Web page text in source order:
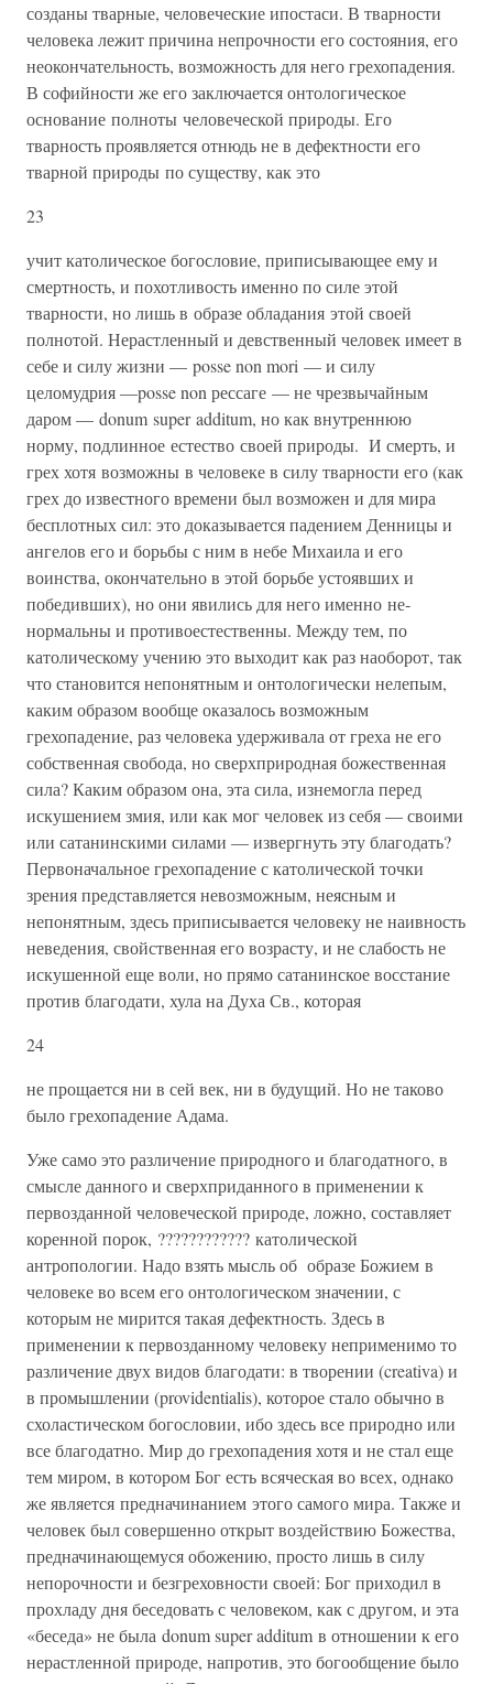
созданы тварные, человеческие ипостаси. В тварности
человека лежит причина непрочности его состояния, его
неокончательность, возможность для него грехопадения.
В софийности же его заключается онтологическое
основание полноты человеческой природы. Его
тварность проявляется отнюдь не в де­фектности его
тварной природы по существу, как это
23
учит като­лическое богословие, приписывающее ему и
смертность, и похотливость именно по силе этой
тварности, но лишь в образе обладания этой своей
полнотой. Нерастленный и девственный че­ловек имеет в
себе и силу жизни — posse non mori — и силу
целомудрия —posse non рессаге — не чрезвычайным
даром — donum super additum, но как внутреннюю
норму, подлинное естество своей природы. И смерть, и
грех хотя возможны в человеке в силу тварности его (как
грех до известного времени был возможен и для мира
бесплотных сил: это доказывается падением Денницы и
ангелов его и борьбы с ним в небе Михаила и его
воинства, окончательно в этой борьбе устоявших и
победивших), но они явились для него именно не­
нормальны и противоестественны. Между тем, по
католическому учению это выходит как раз наоборот, так
что становится непо­нятным и онтологически нелепым,
каким образом вообще оказа­лось возможным
грехопадение, раз человека удерживала от греха не его
собственная свобода, но сверхприродная божественная
си­ла? Каким образом она, эта сила, изнемогла перед
искушением змия, или как мог человек из себя — своими
или сатанинскими силами — извергнуть эту благодать?
Первоначальное грехопаде­ние с католической точки
зрения представляется невозможным, неясным и
непонятным, здесь приписывается человеку не наив­ность
неведения, свойственная его возрасту, и не слабость не
ис­кушенной еще воли, но прямо сатанинское восстание
против благодати, хула на Духа Св., которая
24
не прощается ни в сей век, ни в будущий. Но не таково
было грехопадение Адама.
Уже само это различение природного и благодатного, в
смыс­ле данного и сверхприданного в применении к
первозданной че­ловеческой природе, ложно, составляет
коренной порок, ???????????? католической
антропологии. Надо взять мысль об образе Божием в
человеке во всем его онто­логическом значении, с
которым не мирится такая дефектность. Здесь в
применении к первозданному человеку неприменимо то
различение двух видов благодати: в творении (creativa) и
в про­мышлении (providentialis), которое стало обычно в
схоластиче­ском богословии, ибо здесь все природно или
все благодатно. Мир до грехопадения хотя и не стал еще
тем миром, в котором Бог есть всяческая во всех, однако
же является предначинанием этого самого мира. Также и
человек был совершенно открыт воз­действию Божества,
предначинающемуся обожению, просто лишь в силу
непорочности и безгреховности своей: Бог приходил в
прохладу дня беседовать с человеком, как с другом, и эта
«бесе­да» не была donum super additum в отно­шении к его
нерастленной природе, напротив, это богообщение было